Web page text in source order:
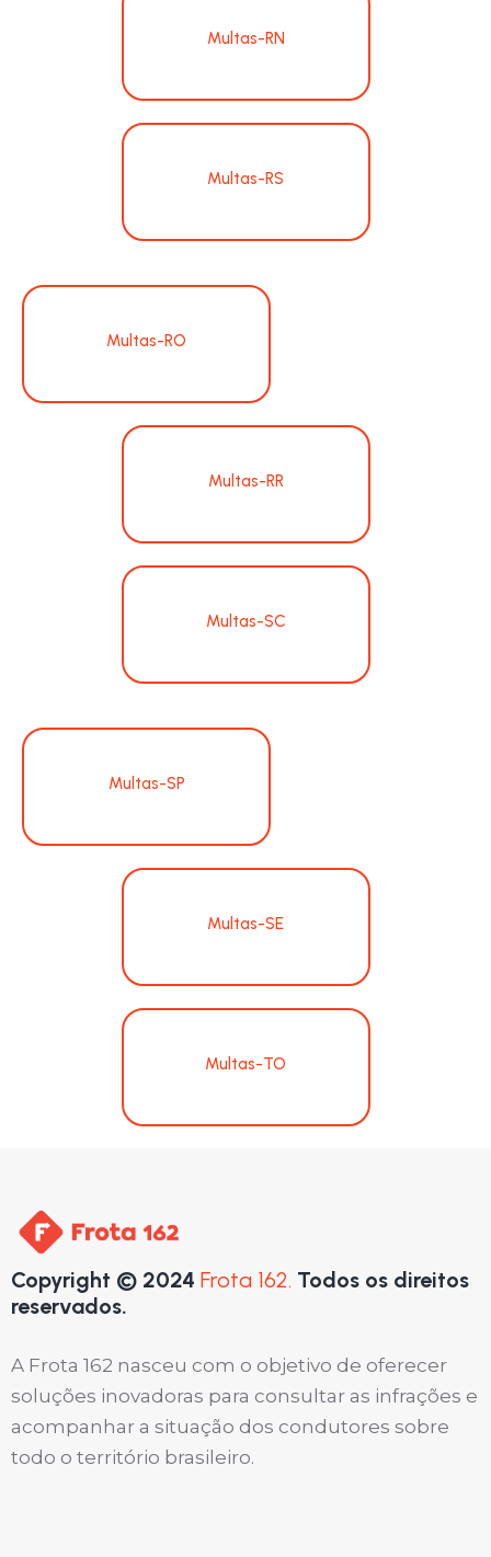
Multas-RN
Multas-RS
Multas-RO
Multas-RR
Multas-SC
Multas-SP
Multas-SE
Multas-TO
Copyright © 2024 Frota 162. Todos os direitos
reservados.
A Frota 162 nasceu com o objetivo de oferecer
soluções inovadoras para consultar as infrações e
acompanhar a situação dos condutores sobre
todo o território brasileiro.